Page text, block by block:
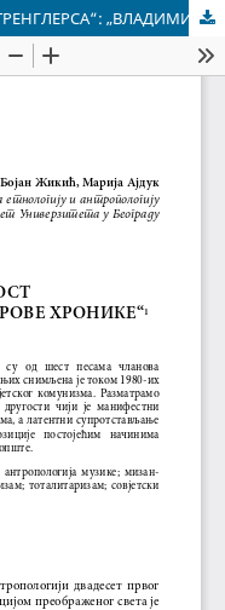
МИЗАНТРОПОЛОШКА ДРУГОСТ „СТРЕНГЛЕРСА“: „ВЛАДИМИРОВЕ ХРОНИКЕ“